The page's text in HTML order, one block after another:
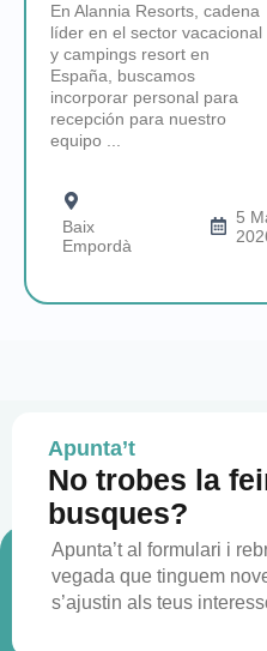
En Alannia Resorts, cadena
líder en el sector vacacional
y campings resort en
España, buscamos
incorporar personal para
recepción para nuestro
equipo ...
Baix
Empordà
5
Apunta’t
No trobes la
busques?
Apunta’t al formulari i
vegada que tinguem
s’ajustin als teus